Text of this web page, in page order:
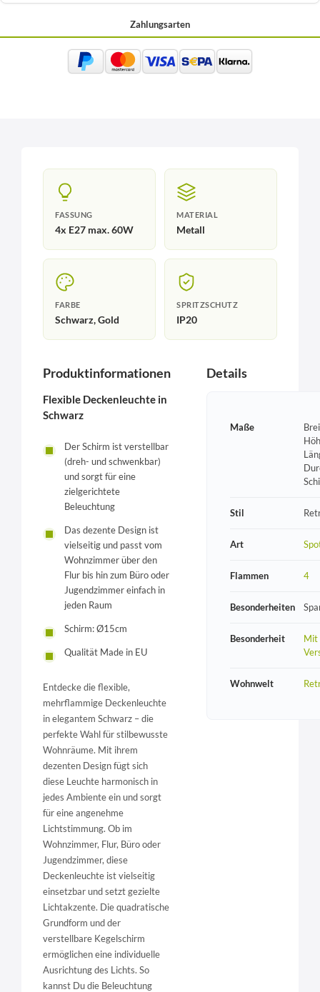
Zahlungsarten
FASSUNG
4x E27 max. 60W
MATERIAL
Metall
FARBE
Schwarz, Gold
SPRITZSCHUTZ
IP20
Produktinformationen
Flexible Deckenleuchte in
Schwarz
Der Schirm ist verstellbar
(dreh- und schwenkbar)
und sorgt für eine
zielgerichtete
Beleuchtung
Das dezente Design ist
vielseitig und passt vom
Wohnzimmer über den
Flur bis hin zum Büro oder
Jugendzimmer einfach in
jeden Raum
Schirm: Ø15cm
Qualität Made in EU
Entdecke die flexible,
mehrflammige Deckenleuchte
in elegantem Schwarz – die
perfekte Wahl für stilbewusste
Wohnräume. Mit ihrem
dezenten Design fügt sich
diese Leuchte harmonisch in
jedes Ambiente ein und sorgt
für eine angenehme
Lichtstimmung. Ob im
Wohnzimmer, Flur, Büro oder
Jugendzimmer, diese
Deckenleuchte ist vielseitig
einsetzbar und setzt gezielte
Lichtakzente. Die quadratische
Grundform und der
verstellbare Kegelschirm
ermöglichen eine individuelle
Ausrichtung des Lichts. So
kannst Du die Beleuchtung
Details
Maße
Stil
Art
Flammen 4
Besonderheiten
Besonderheit
Mit
Wohnwelt